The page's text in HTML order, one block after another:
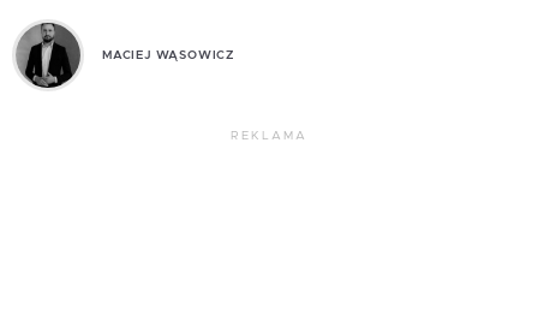
MACIEJ WĄSOWICZ
REKLAMA